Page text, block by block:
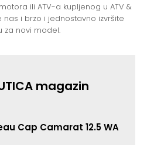
ili ATV-a kupljenog u ATV &
nas i brzo i jednostavno izvršite
za novi model.
magazin
Cap Camarat 12.5 WA